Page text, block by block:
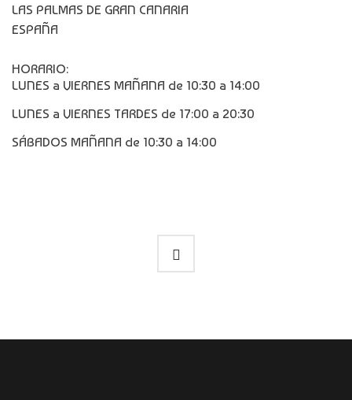
LAS PALMAS DE GRAN CANARIA
ESPAÑA
HORARIO:
LUNES a VIERNES MAÑANA de 10:30 a 14:00
LUNES a VIERNES TARDES de 17:00 a 20:30
SÁBADOS MAÑANA de 10:30 a 14:00